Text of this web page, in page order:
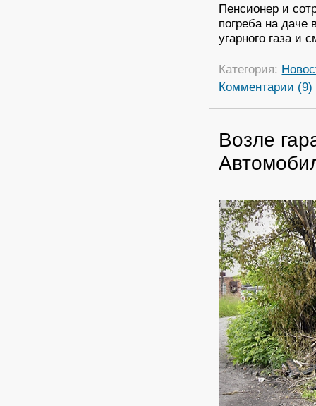
Пенсионер и
погреба на даче
угарного газа и
Категория:
Комментарии (9)
Возле